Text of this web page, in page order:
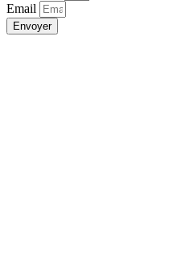
Email
Envoyer